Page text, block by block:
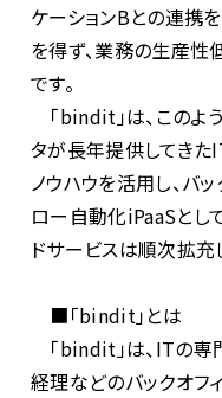
ケーションBとの連携
を得ず、業務の生産性
です。
「bindit」は、このよ
タが長年提供してき
ノウハウを活用し、バ
ロー自動化iPaaSとし
ドサービスは順次拡充
■「bindit」とは
「bindit」は、ITの専
経理などのバックオフ